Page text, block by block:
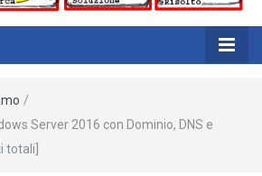
/
Server 2016 con Dominio, DNS e
totali]